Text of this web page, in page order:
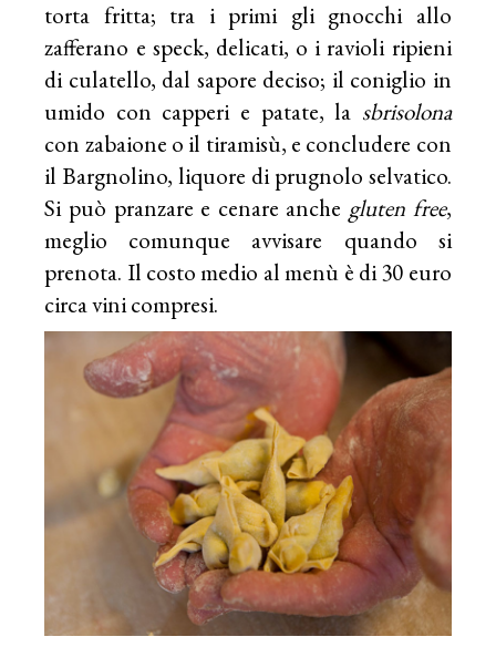
torta fritta; tra i primi gli gnocchi allo
zafferano e speck, delicati, o i ravioli ripieni
di culatello, dal sapore deciso; il coniglio in
umido con capperi e patate, la sbrisolona
con zabaione o il tiramisù, e concludere con
il Bargnolino, liquore di prugnolo selvatico.
Si può pranzare e cenare anche gluten free,
meglio comunque avvisare quando si
prenota. Il costo medio al menù è di 30 euro
circa vini compresi.